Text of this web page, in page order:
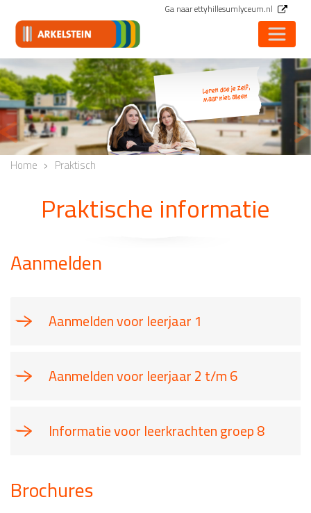
Ga naar ettyhillesumlyceum.nl
Leren doe je zelf,
maar niet alleen
Vorige
Home Praktisch
Praktische informatie
Aanmelden
Aanmelden voor leerjaar 1
Aanmelden voor leerjaar 2 t/m 6
Informatie voor leerkrachten groep 8
Brochures